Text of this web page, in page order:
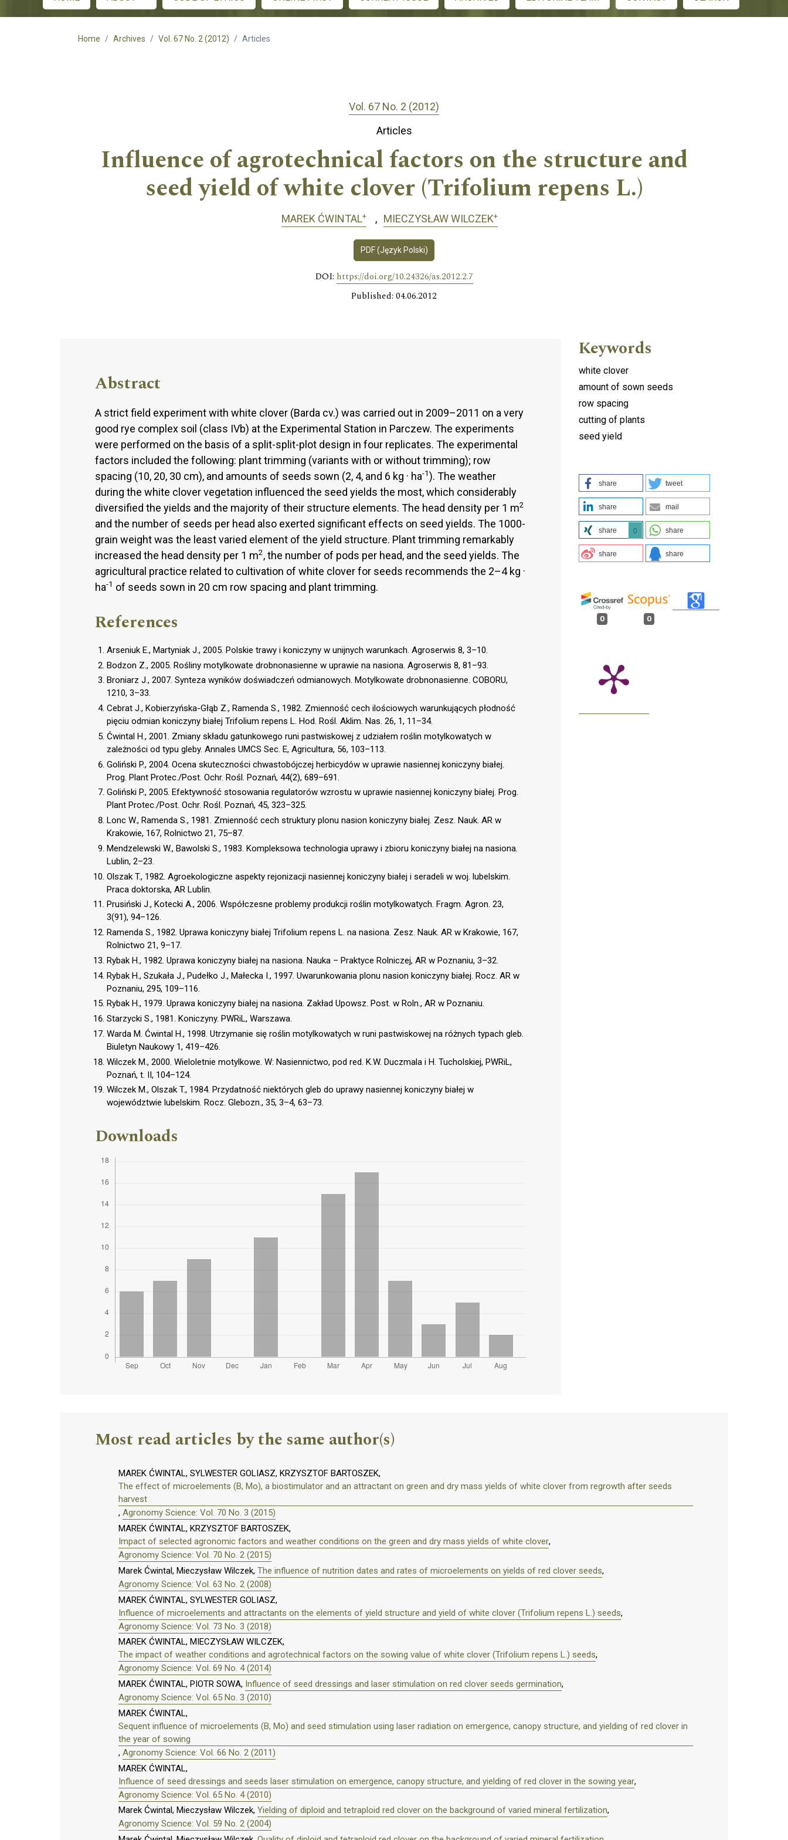
Main menu
Home Archives Vol. 67 No. 2 (2012) Articles
Vol. 67 No. 2 (2012)
Articles
Influence of agrotechnical factors on the structure and
seed yield of white clover (Trifolium repens L.)
MAREK ĆWINTAL+ MIECZYSŁAW WILCZEK+
PDF (Język Polski)
DOI: https://doi.org/10.24326/as.2012.2.7
Published: 04.06.2012
Abstract
A strict field experiment with white clover (Barda cv.) was carried out in 2009–2011 on a very
good rye complex soil (class IVb) at the Experimental Station in Parczew. The experiments
were performed on the basis of a split-split-plot design in four replicates. The experimental
factors included the following: plant trimming (variants with or without trimming); row
spacing (10, 20, 30 cm), and amounts of seeds sown (2, 4, and 6 kg · ha-1). The weather
during the white clover vegetation influenced the seed yields the most, which considerably
diversified the yields and the majority of their structure elements. The head density per 1 m2
and the number of seeds per head also exerted significant effects on seed yields. The 1000-
grain weight was the least varied element of the yield structure. Plant trimming remarkably
increased the head density per 1 m2, the number of pods per head, and the seed yields. The
agricultural practice related to cultivation of white clover for seeds recommends the 2–4 kg ·
ha-1 of seeds sown in 20 cm row spacing and plant trimming.
References
Arseniuk E., Martyniak J., 2005. Polskie trawy i koniczyny w unijnych warunkach. Agroserwis 8, 3–10.
Bodzon Z., 2005. Rośliny motylkowate drobnonasienne w uprawie na nasiona. Agroserwis 8, 81–93.
Broniarz J., 2007. Synteza wyników doświadczeń odmianowych. Motylkowate drobnonasienne. COBORU,
1210, 3–33.
Cebrat J., Kobierzyńska-Głąb Z., Ramenda S., 1982. Zmienność cech ilościowych warunkujących płodność
pięciu odmian koniczyny białej Trifolium repens L. Hod. Rośl. Aklim. Nas. 26, 1, 11–34.
Ćwintal H., 2001. Zmiany składu gatunkowego runi pastwiskowej z udziałem roślin motylkowatych w
zależności od typu gleby. Annales UMCS Sec. E, Agricultura, 56, 103–113.
Goliński P., 2004. Ocena skuteczności chwastobójczej herbicydów w uprawie nasiennej koniczyny białej.
Prog. Plant Protec./Post. Ochr. Rośl. Poznań, 44(2), 689–691.
Goliński P., 2005. Efektywność stosowania regulatorów wzrostu w uprawie nasiennej koniczyny białej. Prog.
Plant Protec./Post. Ochr. Rośl. Poznań, 45, 323–325.
Lonc W., Ramenda S., 1981. Zmienność cech struktury plonu nasion koniczyny białej. Zesz. Nauk. AR w
Krakowie, 167, Rolnictwo 21, 75–87.
Mendzelewski W., Bawolski S., 1983. Kompleksowa technologia uprawy i zbioru koniczyny białej na nasiona.
Lublin, 2–23.
Olszak T., 1982. Agroekologiczne aspekty rejonizacji nasiennej koniczyny białej i seradeli w woj. lubelskim.
Praca doktorska, AR Lublin.
Prusiński J., Kotecki A., 2006. Współczesne problemy produkcji roślin motylkowatych. Fragm. Agron. 23,
3(91), 94–126.
Ramenda S., 1982. Uprawa koniczyny białej Trifolium repens L. na nasiona. Zesz. Nauk. AR w Krakowie, 167,
Rolnictwo 21, 9–17.
Rybak H., 1982. Uprawa koniczyny białej na nasiona. Nauka – Praktyce Rolniczej, AR w Poznaniu, 3–32.
Rybak H., Szukała J., Pudełko J., Małecka I., 1997. Uwarunkowania plonu nasion koniczyny białej. Rocz. AR w
Poznaniu, 295, 109–116.
Rybak H., 1979. Uprawa koniczyny białej na nasiona. Zakład Upowsz. Post. w Roln., AR w Poznaniu.
Starzycki S., 1981. Koniczyny. PWRiL, Warszawa.
Warda M. Ćwintal H., 1998. Utrzymanie się roślin motylkowatych w runi pastwiskowej na różnych typach gleb.
Biuletyn Naukowy 1, 419–426.
Wilczek M., 2000. Wieloletnie motylkowe. W: Nasiennictwo, pod red. K.W. Duczmala i H. Tucholskiej, PWRiL,
Poznań, t. II, 104–124.
Wilczek M., Olszak T., 1984. Przydatność niektórych gleb do uprawy nasiennej koniczyny białej w
województwie lubelskim. Rocz. Glebozn., 35, 3–4, 63–73.
Downloads
Keywords
white clover
amount of sown seeds
row spacing
cutting of plants
seed yield
share tweet
share mail
share 0 share
share share
0 0
Most read articles by the same author(s)
MAREK ĆWINTAL, SYLWESTER GOLIASZ, KRZYSZTOF BARTOSZEK,
The effect of microelements (B, Mo), a biostimulator and an attractant on green and dry mass yields of white clover from regrowth after seeds
harvest
, Agronomy Science: Vol. 70 No. 3 (2015)
MAREK ĆWINTAL, KRZYSZTOF BARTOSZEK,
Impact of selected agronomic factors and weather conditions on the green and dry mass yields of white clover,
Agronomy Science: Vol. 70 No. 2 (2015)
Marek Ćwintal, Mieczysław Wilczek, The influence of nutrition dates and rates of microelements on yields of red clover seeds,
Agronomy Science: Vol. 63 No. 2 (2008)
MAREK ĆWINTAL, SYLWESTER GOLIASZ,
Influence of microelements and attractants on the elements of yield structure and yield of white clover (Trifolium repens L.) seeds,
Agronomy Science: Vol. 73 No. 3 (2018)
MAREK ĆWINTAL, MIECZYSŁAW WILCZEK,
The impact of weather conditions and agrotechnical factors on the sowing value of white clover (Trifolium repens L.) seeds,
Agronomy Science: Vol. 69 No. 4 (2014)
MAREK ĆWINTAL, PIOTR SOWA, Influence of seed dressings and laser stimulation on red clover seeds germination,
Agronomy Science: Vol. 65 No. 3 (2010)
MAREK ĆWINTAL,
Sequent influence of microelements (B, Mo) and seed stimulation using laser radiation on emergence, canopy structure, and yielding of red clover in
the year of sowing
, Agronomy Science: Vol. 66 No. 2 (2011)
MAREK ĆWINTAL,
Influence of seed dressings and seeds laser stimulation on emergence, canopy structure, and yielding of red clover in the sowing year,
Agronomy Science: Vol. 65 No. 4 (2010)
Marek Ćwintal, Mieczysław Wilczek, Yielding of diploid and tetraploid red clover on the background of varied mineral fertilization,
Agronomy Science: Vol. 59 No. 2 (2004)